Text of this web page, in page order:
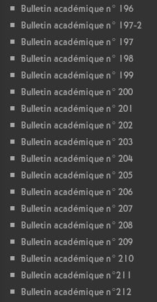
Bulletin académique n° 196
Bulletin académique n° 197-2
Bulletin académique n° 197
Bulletin académique n° 198
Bulletin académique n° 199
Bulletin académique n° 200
Bulletin académique n° 201
Bulletin académique n° 202
Bulletin académique n° 203
Bulletin académique n° 204
Bulletin académique n° 205
Bulletin académique n° 206
Bulletin académique n° 207
Bulletin académique n° 208
Bulletin académique n° 209
Bulletin académique n° 210
Bulletin académique n°211
Bulletin académique n°212